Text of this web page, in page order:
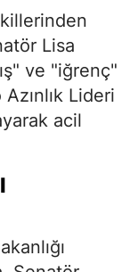
Lisa
ve "iğrenç"
Lideri
acil